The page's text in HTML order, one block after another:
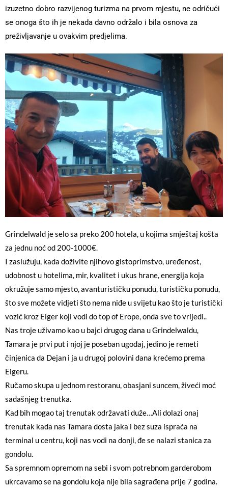
izuzetno dobro razvijenog turizma na prvom mjestu, ne odričući
se onoga što ih je nekada davno održalo i bila osnova za
preživljavanje u ovakvim predjelima.
Grindelwald je selo sa preko 200 hotela, u kojima smještaj košta
za jednu noć od 200-1000€.
I zaslužuju, kada doživite njihovo gistoprimstvo, uređenost,
udobnost u hotelima, mir, kvalitet i ukus hrane, energija koja
okružuje samo mjesto, avanturističku ponudu, turističku ponudu,
što sve možete vidjeti što nema niđe u svijetu kao što je turistički
vozić kroz Eiger koji vodi do top of Erope, onda sve to vrijedi..
Nas troje uživamo kao u bajci drugog dana u Grindelwaldu,
Tamara je prvi put i njoj je poseban ugođaj, jedino je remeti
činjenica da Dejan i ja u drugoj polovini dana krećemo prema
Eigeru.
Ručamo skupa u jednom restoranu, obasjani suncem, živeći moć
sadašnjeg trenutka.
Kad bih mogao taj trenutak održavati duže…Ali dolazi onaj
trenutak kada nas Tamara dosta jaka i bez suza ispraća na
terminal u centru, koji nas vodi na donji, đe se nalazi stanica za
gondolu.
Sa spremnom opremom na sebi i svom potrebnom garderobom
ukrcavamo se na gondolu koja nije bila sagrađena prije 7 godina.